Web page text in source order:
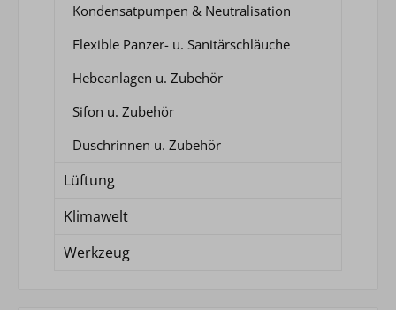
Kondensatpumpen & Neutralisation
Flexible Panzer- u. Sanitärschläuche
Hebeanlagen u. Zubehör
Sifon u. Zubehör
Duschrinnen u. Zubehör
Lüftung
Klimawelt
Werkzeug